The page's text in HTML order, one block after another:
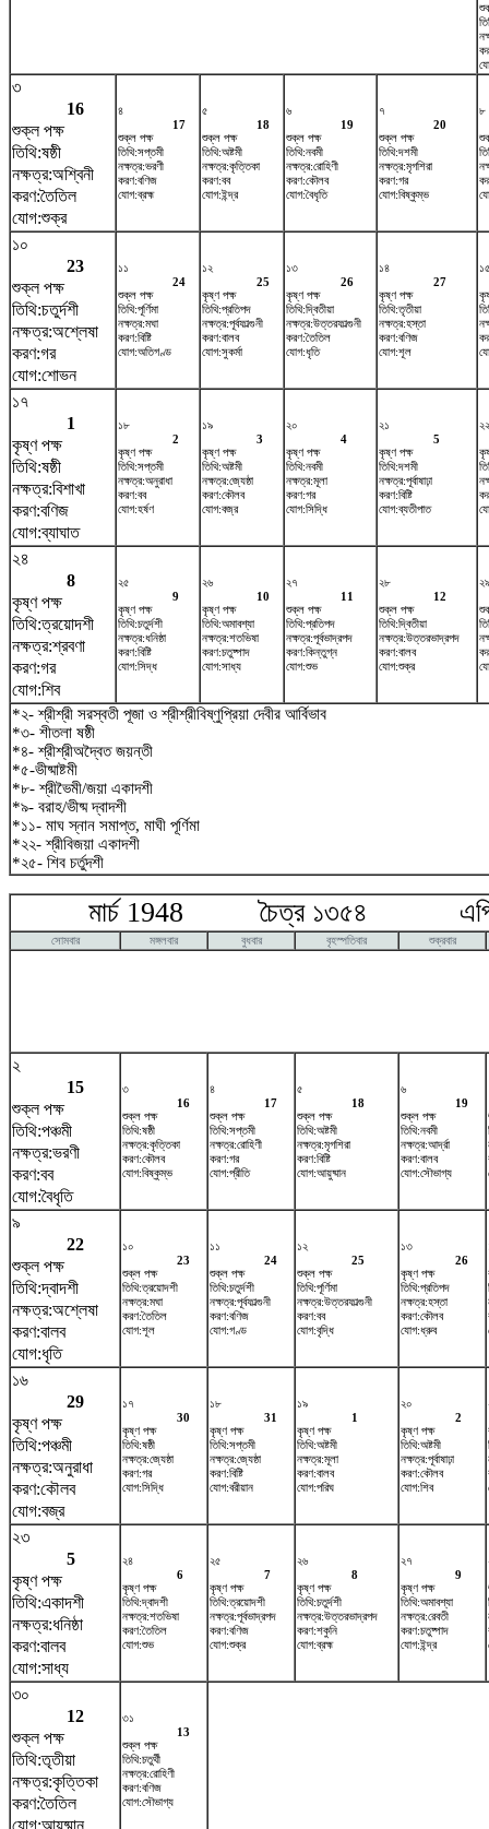
৩
16
শুক্ল পক্ষ
তিথি:ষষ্ঠী
নক্ষত্র:অশ্বিনী
করণ:তৈতিল
যোগ:শুক্র
৪
17
শুক্ল পক্ষ
তিথি:সপ্তমী
নক্ষত্র:ভরণী
করণ:বণিজ
যোগ:ব্রহ্ম
৫
18
শুক্ল পক্ষ
তিথি:অষ্টমী
নক্ষত্র:কৃত্তিকা
করণ:বব
যোগ:ইন্দ্র
৬
19
শুক্ল পক্ষ
তিথি:নবমী
নক্ষত্র:রোহিণী
করণ:কৌলব
যোগ:বৈধৃতি
৭
20
শুক্ল পক্ষ
তিথি:দশমী
নক্ষত্র:মৃগশিরা
করণ:গর
যোগ:বিষ্কুম্ভ
৮
১০
23
শুক্ল পক্ষ
তিথি:চতুর্দশী
নক্ষত্র:অশ্লেষা
করণ:গর
যোগ:শোভন
১১
24
শুক্ল পক্ষ
তিথি:পূর্ণিমা
নক্ষত্র:মঘা
করণ:বিষ্টি
যোগ:অতিগণ্ড
১২
25
কৃষ্ণ পক্ষ
তিথি:প্রতিপদ
নক্ষত্র:পূর্বফাল্গুনী
করণ:বালব
যোগ:সুকর্মা
১৩
26
কৃষ্ণ পক্ষ
তিথি:দ্বিতীয়া
নক্ষত্র:উত্তরফাল্গুনী
করণ:তৈতিল
যোগ:ধৃতি
১৪
27
কৃষ্ণ পক্ষ
তিথি:তৃতীয়া
নক্ষত্র:হস্তা
করণ:বণিজ
যোগ:শূল
১৭
1
কৃষ্ণ পক্ষ
তিথি:ষষ্ঠী
নক্ষত্র:বিশাখা
করণ:বণিজ
যোগ:ব্যাঘাত
১৮
2
কৃষ্ণ পক্ষ
তিথি:সপ্তমী
নক্ষত্র:অনুরাধা
করণ:বব
যোগ:হর্ষণ
১৯
3
কৃষ্ণ পক্ষ
তিথি:অষ্টমী
নক্ষত্র:জ্যেষ্ঠা
করণ:কৌলব
যোগ:বজ্র
২০
4
কৃষ্ণ পক্ষ
তিথি:নবমী
নক্ষত্র:মূলা
করণ:গর
যোগ:সিদ্ধি
২১
5
কৃষ্ণ পক্ষ
তিথি:দশমী
নক্ষত্র:পূর্বাষাঢ়া
করণ:বিষ্টি
যোগ:ব্যতীপাত
২২
২৪
8
কৃষ্ণ পক্ষ
তিথি:ত্রয়োদশী
নক্ষত্র:শ্রবণা
করণ:গর
যোগ:শিব
২৫
9
কৃষ্ণ পক্ষ
তিথি:চতুর্দশী
নক্ষত্র:ধনিষ্ঠা
করণ:বিষ্টি
যোগ:সিদ্ধ
২৬
10
কৃষ্ণ পক্ষ
তিথি:অমাবশ্যা
নক্ষত্র:শতভিষ‌া
করণ:চতুষ্পাদ
যোগ:সাধ্য
২৭
11
শুক্ল পক্ষ
তিথি:প্রতিপদ
নক্ষত্র:পূর্বভাদ্রপদ
করণ:কিন্তুগ্ন
যোগ:শুভ
২৮
12
শুক্ল পক্ষ
তিথি:দ্বিতীয়া
নক্ষত্র:উত্তরভাদ্রপদ
করণ:বালব
যোগ:শুক্র
২৯
*২- শ্রীশ্রী সরস্বতী পূজা ও শ্রীশ্রীবিষ্ণুপ্রিয়া দেবীর আর্বিভাব
*৩- শীতলা ষষ্ঠী
*৪- শ্রীশ্রীঅদ্বৈত জয়ন্তী
*৫-ভীষ্মাষ্টমী
*৮- শ্রীভৈমী/জয়া একাদশী
*৯- বরাহ/ভীষ্ম দ্বাদশী
*১১- মাঘ স্নান সমাপ্ত, মাঘী পূর্ণিমা
*২২- শ্রীবিজয়া একাদশী
*২৫- শিব চর্তুদশী
মার্চ 1948 চৈত্র ১৩৫৪
সোমবার মঙ্গলবার বুধবার বৃহস্পতিবার শুক্রবার
২
15
শুক্ল পক্ষ
তিথি:পঞ্চমী
নক্ষত্র:ভরণী
করণ:বব
যোগ:বৈধৃতি
৩
16
শুক্ল পক্ষ
তিথি:ষষ্ঠী
নক্ষত্র:কৃত্তিকা
করণ:কৌলব
যোগ:বিষ্কুম্ভ
৪
17
শুক্ল পক্ষ
তিথি:সপ্তমী
নক্ষত্র:রোহিণী
করণ:গর
যোগ:প্রীতি
৫
18
শুক্ল পক্ষ
তিথি:অষ্টমী
নক্ষত্র:মৃগশিরা
করণ:বিষ্টি
যোগ:আয়ুষ্মান
৬
19
শুক্ল পক্ষ
তিথি:নবমী
নক্ষত্র:আর্দ্রা
করণ:বালব
যোগ:সৌভাগ্য
৯
22
শুক্ল পক্ষ
তিথি:দ্বাদশী
নক্ষত্র:অশ্লেষা
করণ:বালব
যোগ:ধৃতি
১০
23
শুক্ল পক্ষ
তিথি:ত্রয়োদশী
নক্ষত্র:মঘা
করণ:তৈতিল
যোগ:শূল
১১
24
শুক্ল পক্ষ
তিথি:চতুর্দশী
নক্ষত্র:পূর্বফাল্গুনী
করণ:বণিজ
যোগ:গণ্ড
১২
25
শুক্ল পক্ষ
তিথি:পূর্ণিমা
নক্ষত্র:উত্তরফাল্গুনী
করণ:বব
যোগ:বৃদ্ধি
১৩
26
কৃষ্ণ পক্ষ
তিথি:প্রতিপদ
নক্ষত্র:হস্তা
করণ:কৌলব
যোগ:ধ্রুব
১৬
29
কৃষ্ণ পক্ষ
তিথি:পঞ্চমী
নক্ষত্র:অনুরাধা
করণ:কৌলব
যোগ:বজ্র
১৭
30
কৃষ্ণ পক্ষ
তিথি:ষষ্ঠী
নক্ষত্র:জ্যেষ্ঠা
করণ:গর
যোগ:সিদ্ধি
১৮
31
কৃষ্ণ পক্ষ
তিথি:সপ্তমী
নক্ষত্র:জ্যেষ্ঠা
করণ:বিষ্টি
যোগ:বরীয়ান
১৯
1
কৃষ্ণ পক্ষ
তিথি:অষ্টমী
নক্ষত্র:মূলা
করণ:বালব
যোগ:পরিঘ
২০
2
কৃষ্ণ পক্ষ
তিথি:অষ্টমী
নক্ষত্র:পূর্বাষাঢ়া
করণ:কৌলব
যোগ:শিব
২৩
5
কৃষ্ণ পক্ষ
তিথি:একাদশী
নক্ষত্র:ধনিষ্ঠা
করণ:বালব
যোগ:সাধ্য
২৪
6
কৃষ্ণ পক্ষ
তিথি:দ্বাদশী
নক্ষত্র:শতভিষ‌া
করণ:তৈতিল
যোগ:শুভ
২৫
7
কৃষ্ণ পক্ষ
তিথি:ত্রয়োদশী
নক্ষত্র:পূর্বভাদ্রপদ
করণ:বণিজ
যোগ:শুক্র
২৬
8
কৃষ্ণ পক্ষ
তিথি:চতুর্দশী
নক্ষত্র:উত্তরভাদ্রপদ
করণ:শকুনি
যোগ:ব্রহ্ম
২৭
9
কৃষ্ণ পক্ষ
তিথি:অমাবশ্যা
নক্ষত্র:রেবতী
করণ:চতুষ্পাদ
যোগ:ইন্দ্র
৩০
12
শুক্ল পক্ষ
তিথি:তৃতীয়া
নক্ষত্র:কৃত্তিকা
করণ:তৈতিল
৩১
13
শুক্ল পক্ষ
তিথি:চতুর্থী
নক্ষত্র:রোহিণী
করণ:বণিজ
যোগ:সৌভাগ্য